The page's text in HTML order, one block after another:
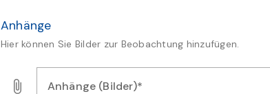
Anhänge
Hier können Sie Bilder zur Beobachtung hinzufügen.
Anhänge (Bilder)*